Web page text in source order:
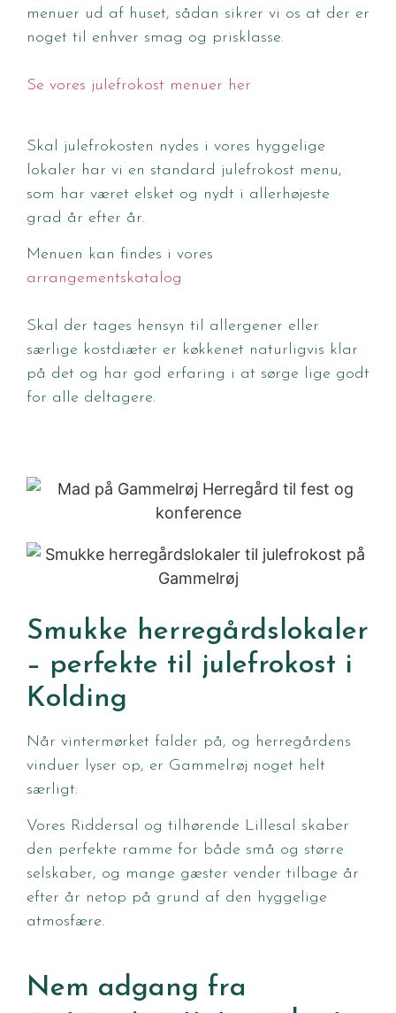
menuer ud af huset, sådan sikrer vi os at der er
noget til enhver smag og prisklasse.
Se vores julefrokost menuer her
Skal julefrokosten nydes i vores hyggelige
lokaler har vi en standard julefrokost menu,
som har været elsket og nydt i allerhøjeste
grad år efter år.
Menuen kan findes i vores
arrangementskatalog
Skal der tages hensyn til allergener eller
særlige kostdiæter er køkkenet naturligvis klar
på det og har god erfaring i at sørge lige godt
for alle deltagere.
Smukke herregårdslokaler
– perfekte til julefrokost i
Kolding
Når vintermørket falder på, og herregårdens
vinduer lyser op, er Gammelrøj noget helt
særligt.
Vores Riddersal og tilhørende Lillesal skaber
den perfekte ramme for både små og større
selskaber, og mange gæster vender tilbage år
efter år netop på grund af den hyggelige
atmosfære.
Nem adgang fra